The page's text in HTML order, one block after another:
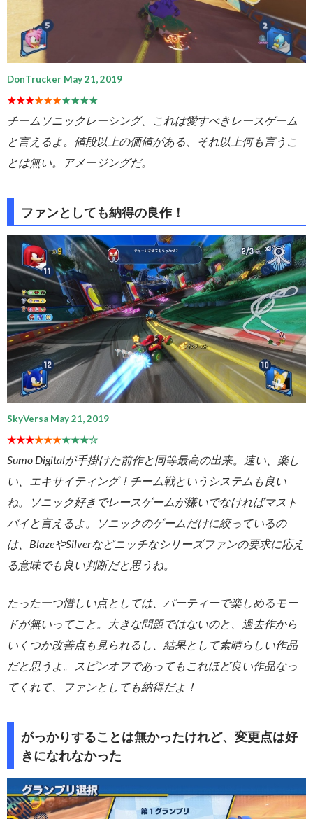
DonTrucker May 21, 2019
★★★★★★★★★★
チームソニックレーシング、これは愛すべきレースゲーム
と言えるよ。値段以上の価値がある、それ以上何も言うこ
とは無い。アメージングだ。
ファンとしても納得の良作！
SkyVersa May 21, 2019
★★★★★★★★★☆
Sumo Digitalが手掛けた前作と同等最高の出来。速い、楽し
い、エキサイティング！チーム戦というシステムも良い
ね。ソニック好きでレースゲームが嫌いでなければマスト
バイと言えるよ。ソニックのゲームだけに絞っているの
は、BlazeやSilverなどニッチなシリーズファンの要求に応え
る意味でも良い判断だと思うね。
たった一つ惜しい点としては、パーティーで楽しめるモー
ドが無いってこと。大きな問題ではないのと、過去作から
いくつか改善点も見られるし、結果として素晴らしい作品
だと思うよ。スピンオフであってもこれほど良い作品なっ
てくれて、ファンとしても納得だよ！
がっかりすることは無かったけれど、変更点は好
きになれなかった